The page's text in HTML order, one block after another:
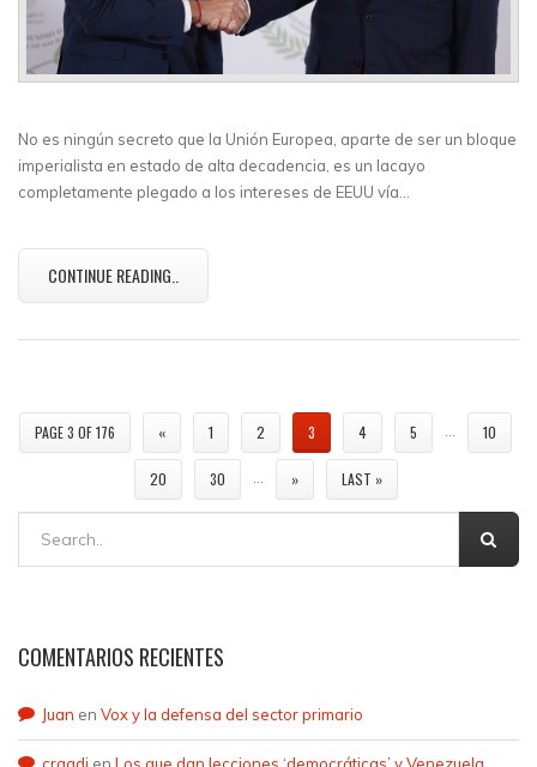
No es ningún secreto que la Unión Europea, aparte de ser un bloque
imperialista en estado de alta decadencia, es un lacayo
completamente plegado a los intereses de EEUU vía…
CONTINUE READING..
PAGE 3 OF 176 « 1 2 3 4 5 10
20 30 » LAST »
COMENTARIOS RECIENTES
Juan en Vox y la defensa del sector primario
craqdi en Los que dan lecciones ‘democráticas’ y Venezuela